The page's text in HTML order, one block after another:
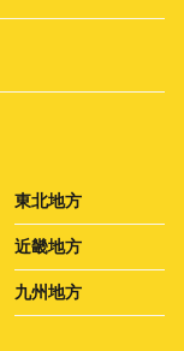
東北地方
近畿地方
九州地方